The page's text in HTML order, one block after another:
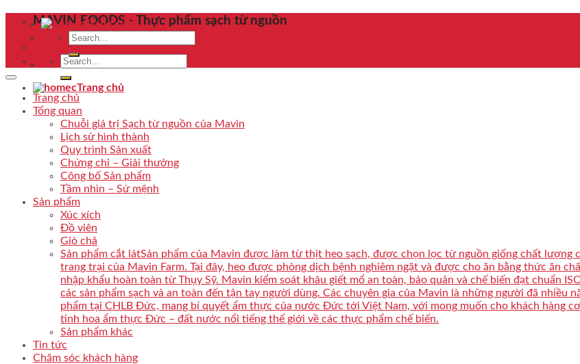
Skip
content
MAVIN FOODS - Thực phẩm sạch từ nguồn
Search
Trang chủ
Trang chủ
Search
Trang chủ
Tổng quan
Chuỗi giá trị Sạch từ nguồn của Mavin
Lịch sử hình thành
Quy trình Sản xuất
Chứng chỉ – Giải thưởng
Công bố Sản phẩm
Tầm nhìn – Sứ mệnh
Sản phẩm
Xúc xích
Đồ viên
Giò chả
Sản phẩm cắt látSản phẩm của Mavin được làm từ thịt heo sạch, được chọn lọc từ nguồn giống chất lượng
trang trại của Mavin Farm. Tại đây, heo được phòng dịch bệnh nghiêm ngặt và được cho ăn bằng thức ăn
nhập khẩu hoàn toàn từ Thụy Sỹ. Mavin kiểm soát khâu giết mổ an toàn, bảo quản và chế biến đạt chuẩn
các sản phẩm sạch và an toàn đến tận tay người dùng. Các chuyên gia của Mavin là những người đã nhiều
phẩm tại CHLB Đức, mang bí quyết ẩm thực của nước Đức tới Việt Nam, với mong muốn cho khách hàng
tinh hoa ẩm thực Đức – đất nước nổi tiếng thế giới về các thực phẩm chế biến.
Sản phẩm khác
Tin tức
Chăm sóc khách hàng